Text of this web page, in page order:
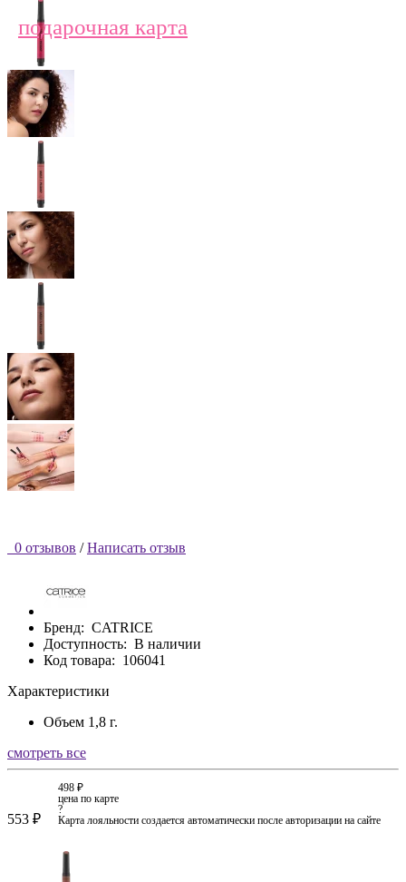
подарочная карта
0 отзывов / Написать отзыв
Бренд: CATRICE
Доступность: В наличии
Код товара: 106041
Характеристики
Объем 1,8 г.
смотреть все
553 ₽
498 ₽
цена по карте
?
Карта лояльности создается автоматически после авторизации на сайте